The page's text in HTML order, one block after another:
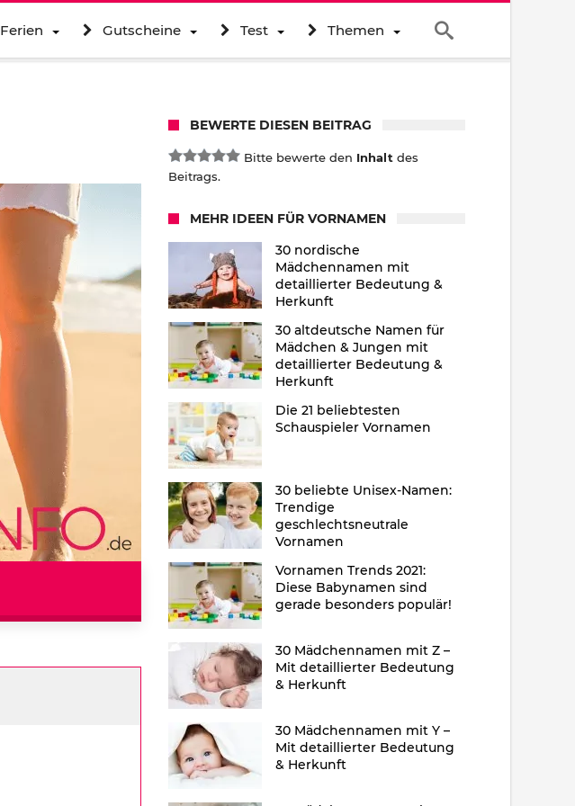
Ferien Gutscheine Test Themen
BEWERTE DIESEN BEITRAG
Bitte bewerte den Inhalt des
Beitrags.
MEHR IDEEN FÜR VORNAMEN
30 nordische
Mädchennamen mit
detaillierter Bedeutung &
Herkunft
30 altdeutsche Namen für
Mädchen & Jungen mit
detaillierter Bedeutung &
Herkunft
Die 21 beliebtesten
Schauspieler Vornamen
30 beliebte Unisex-Namen:
Trendige
geschlechtsneutrale
Vornamen
Vornamen Trends 2021:
Diese Babynamen sind
gerade besonders populär!
30 Mädchennamen mit Z –
Mit detaillierter Bedeutung
& Herkunft
30 Mädchennamen mit Y –
Mit detaillierter Bedeutung
& Herkunft